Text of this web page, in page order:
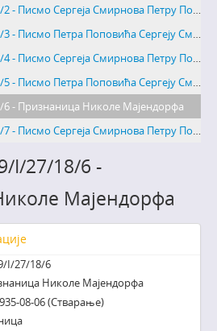
Писмо Сергеја Смирнова Петру Поповићу
Писмо Петра Поповића Сергеју Смирнову
Писмо Сергеја Смирнова Петру Поповићу
Писмо Петра Поповића Сергеју Смирнову
- Признаница Николе Мaјендорфа
Писмо Сергеја Смирнова Петру Поповићу
I/27/18/6 -
Мaјендорфа
I/27/18/6
Николе Мaјендорфа
08-06 (Стварање)